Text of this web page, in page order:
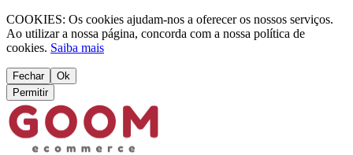
COOKIES: Os cookies ajudam-nos a oferecer os nossos serviços.
Ao utilizar a nossa página, concorda com a nossa política de
cookies. Saiba mais
Fechar
Ok
Permitir